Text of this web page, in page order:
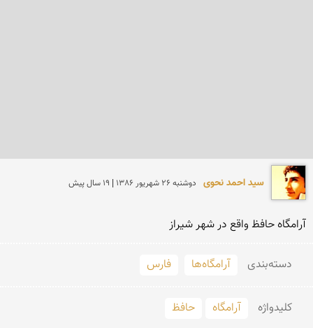
سید احمد نحوی دوشنبه 26 شهريور 1386 | 19 سال پیش
آرامگاه حافظ واقع در شهر شیراز
دسته‌بندی آرامگاه‌ها فارس
کلید‌واژه آرامگاه حافظ